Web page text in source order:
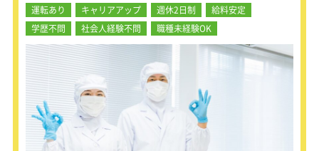
【仕事内容】
土木・建築・設備・プラント工事の施
工管理業務をお願いします。
まずはサポート業務からスタート！専
門的な業務をいきなりお任せすること
はありません。最初は取り組みやすい
業務から始めていただきます。
未経験でも小規模な案件からステップ
アップし、最終的には大規模案件を任
されるまで、しっかりとサポートしま
運転あり キャリアアップ 週休2日制
給料安定
学歴不問
社会人経験不問 職種未経験OK